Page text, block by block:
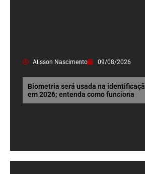
Alisson Nascimento 09/08/2026
Biometria será usada na
em 2026; entenda como funciona